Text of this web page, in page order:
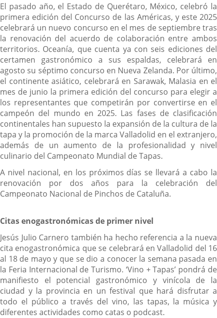
El pasado año, el Estado de Querétaro, México, celebró la
primera edición del Concurso de las Américas, y este 2025
celebrará un nuevo concurso en el mes de septiembre tras
la renovación del acuerdo de colaboración entre ambos
territorios. Oceanía, que cuenta ya con seis ediciones del
certamen gastronómico a sus espaldas, celebrará en
agosto su séptimo concurso en Nueva Zelanda. Por último,
el continente asiático, celebrará en Sarawak, Malasia en el
mes de junio la primera edición del concurso para elegir a
los representantes que competirán por convertirse en el
campeón del mundo en 2025. Las fases de clasificación
continentales han supuesto la expansión de la cultura de la
tapa y la promoción de la marca Valladolid en el extranjero,
además de un aumento de la profesionalidad y nivel
culinario del Campeonato Mundial de Tapas.
A nivel nacional, en los próximos días se llevará a cabo la
renovación por dos años para la celebración del
Campeonato Nacional de Pinchos de Cataluña.
Citas enogastronómicas de primer nivel
Jesús Julio Carnero también ha hecho referencia a la nueva
cita enogastronómica que se celebrará en Valladolid del 16
al 18 de mayo y que se dio a conocer la semana pasada en
la Feria Internacional de Turismo. ‘Vino + Tapas’ pondrá de
manifiesto el potencial gastronómico y vinícola de la
ciudad y la provincia en un festival que hará disfrutar a
todo el público a través del vino, las tapas, la música y
diferentes actividades como catas o podcast.